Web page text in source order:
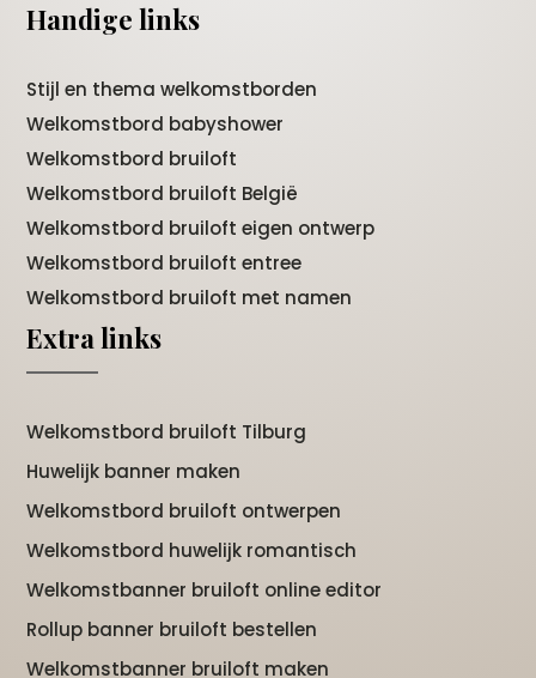
Handige links
Stijl en thema welkomstborden
Welkomstbord babyshower
Welkomstbord bruiloft
Welkomstbord bruiloft België
Welkomstbord bruiloft eigen ontwerp
Welkomstbord bruiloft entree
Welkomstbord bruiloft met namen
Extra links
Welkomstbord bruiloft Tilburg
Huwelijk banner maken
Welkomstbord bruiloft ontwerpen
Welkomstbord huwelijk romantisch
Welkomstbanner bruiloft online editor
Rollup banner bruiloft bestellen
Welkomstbanner bruiloft maken